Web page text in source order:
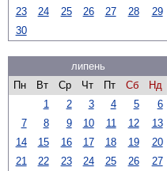
23
24 25 26 27 28
29
30
липень
Пн
Вт Ср Чт Пт Сб
Нд
1
2 3 4 5
6
7
8 9 10 11 12
13
14
15 16 17 18 19
20
21
22 23 24 25 26
27